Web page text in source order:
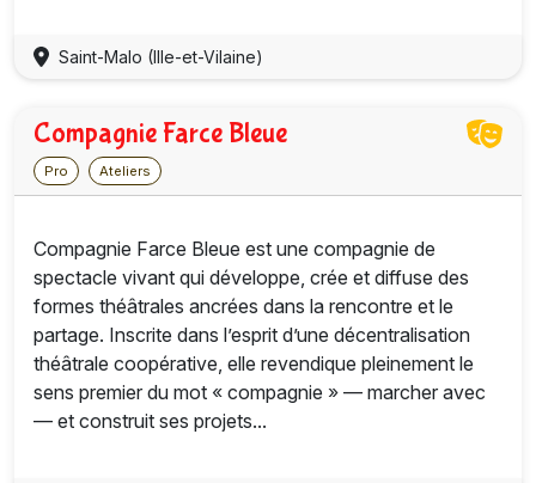
Saint-Malo (Ille-et-Vilaine)
Compagnie Farce Bleue
Pro Ateliers
Compagnie Farce Bleue est une compagnie de
spectacle vivant qui développe, crée et diffuse des
formes théâtrales ancrées dans la rencontre et le
partage. Inscrite dans l’esprit d’une décentralisation
théâtrale coopérative, elle revendique pleinement le
sens premier du mot « compagnie » — marcher avec
— et construit ses projets...